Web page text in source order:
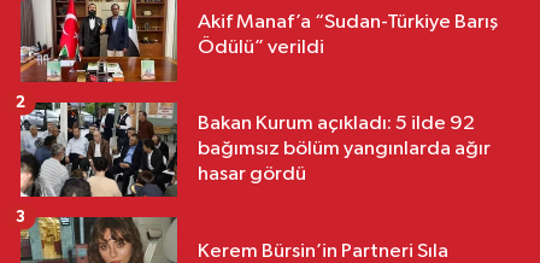
Akif Manaf’a “Sudan-Türkiye Barış
Ödülü” verildi
Bakan Kurum açıkladı: 5 ilde 92
bağımsız bölüm yangınlarda ağır
hasar gördü
2
Kerem Bürsin’in Partneri Sıla
3